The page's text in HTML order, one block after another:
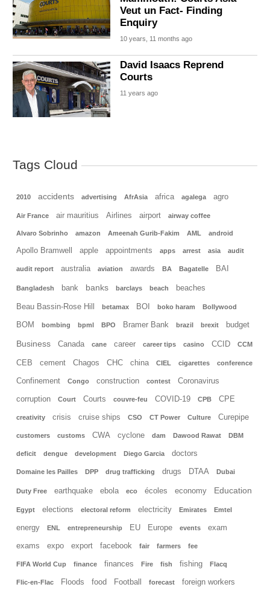
Veut un Fact- Finding
Enquiry
10 years, 11 months ago
David Isaacs Reprend
Courts
11 years ago
Tags Cloud
2010 accidents advertising AfrAsia africa agalega agro
Air France air mauritius Airlines airport airway coffee
Alvaro Sobrinho amazon Ameenah Gurib-Fakim AML android
Apollo Bramwell apple appointments apps arrest asia audit
audit report australia aviation awards BA Bagatelle BAI
Bangladesh bank banks barclays beach beaches
Beau Bassin-Rose Hill betamax BOI boko haram Bollywood
BOM bombing bpml BPO Bramer Bank brazil brexit budget
Business Canada cane career career tips casino CCID CCM
CEB cement Chagos CHC china CIEL cigarettes conference
Confinement Congo construction contest Coronavirus
corruption Court Courts couvre-feu COVID-19 CPB CPE
creativity crisis cruise ships CSO CT Power Culture Curepipe
customers customs CWA cyclone dam Dawood Rawat DBM
deficit dengue development Diego Garcia doctors
Domaine les Pailles DPP drug trafficking drugs DTAA Dubai
Duty Free earthquake ebola eco écoles economy Education
Egypt elections electoral reform electricity Emirates Emtel
energy ENL entrepreneurship EU Europe events exam
exams expo export facebook fair farmers fee
FIFA World Cup finance finances Fire fish fishing Flacq
Flic-en-Flac Floods food Football forecast foreign workers